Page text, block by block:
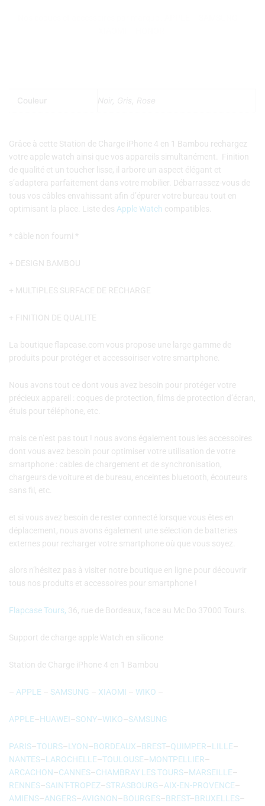
Couleur Noir, Gris, Rose
Grâce à cette Station de Charge iPhone 4 en 1 Bambou rechargez
votre apple watch ainsi que vos appareils simultanément. Finition
de qualité et un toucher lisse, il arbore un aspect élégant et
s’adaptera parfaitement dans votre mobilier. Débarrassez-vous de
tous vos câbles envahissant afin d’épurer votre bureau tout en
optimisant la place. Liste des Apple Watch compatibles.
* câble non fourni *
+ DESIGN BAMBOU
+ MULTIPLES SURFACE DE RECHARGE
+ FINITION DE QUALITE
La boutique flapcase.com vous propose une large gamme de
produits pour protéger et accessoiriser votre smartphone.
Nous avons tout ce dont vous avez besoin pour protéger votre
précieux appareil : coques de protection, films de protection d’écran,
étuis pour téléphone, etc.
mais ce n’est pas tout ! nous avons également tous les accessoires
dont vous avez besoin pour optimiser votre utilisation de votre
smartphone : cables de chargement et de synchronisation,
chargeurs de voiture et de bureau, enceintes bluetooth, écouteurs
sans fil, etc.
et si vous avez besoin de rester connecté lorsque vous êtes en
déplacement, nous avons également une sélection de batteries
externes pour recharger votre smartphone où que vous soyez.
alors n’hésitez pas à visiter notre boutique en ligne pour découvrir
tous nos produits et accessoires pour smartphone !
Flapcase Tours, 36, rue de Bordeaux, face au Mc Do 37000 Tours.
Support de charge apple Watch en silicone
Station de Charge iPhone 4 en 1 Bambou
– APPLE – SAMSUNG – XIAOMI – WIKO –
APPLE–HUAWEI–SONY–WIKO–SAMSUNG
PARIS–TOURS–LYON–BORDEAUX–BREST–QUIMPER–LILLE–
NANTES–LAROCHELLE–TOULOUSE–MONTPELLIER–
ARCACHON–CANNES–CHAMBRAY LES TOURS–MARSEILLE–
RENNES–SAINT-TROPEZ–STRASBOURG–AIX-EN-PROVENCE–
AMIENS–ANGERS–AVIGNON–BOURGES–BREST–BRUXELLES–